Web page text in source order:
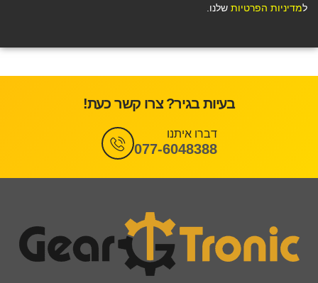
למדיניות הפרטיות שלנו.
בעיות בגיר? צרו קשר כעת!
דברו איתנו
077-6048388